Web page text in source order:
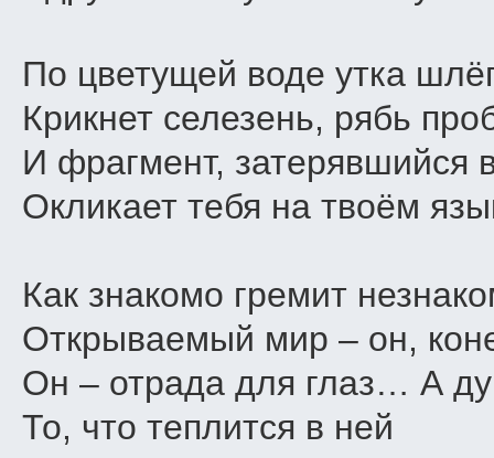
По цветущей воде утка
Крикнет селезень, рябь
И фрагмент, затерявшийся
Окликает тебя на твоём
Как знакомо гремит
Открываемый мир – он,
Он – отрада для глаз… А
То, что теплится в ней